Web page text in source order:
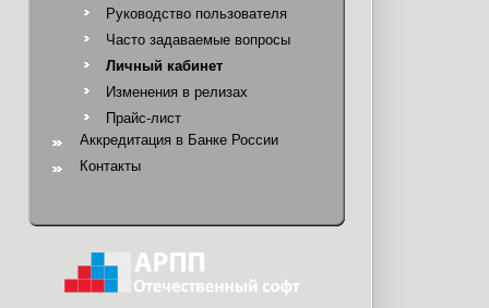
Руководство пользователя
Часто задаваемые вопросы
Личный кабинет
Изменения в релизах
Прайс-лист
Аккредитация в Банке России
Контакты